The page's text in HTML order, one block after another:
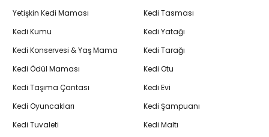
Yetişkin Kedi Maması
Kedi Kumu
Kedi Konservesi & Yaş Mama
Kedi Ödül Maması
Kedi Taşıma Çantası
Kedi Oyuncakları
Kedi Tuvaleti
Kedi Tasması
Kedi Yatağı
Kedi Tarağı
Kedi Otu
Kedi Evi
Kedi Şampuanı
Kedi Maltı